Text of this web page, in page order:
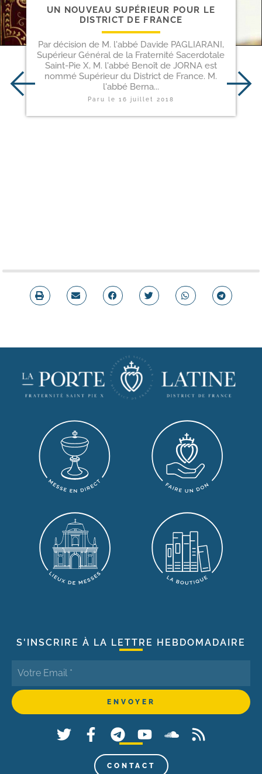
UN NOUVEAU SUPÉRIEUR POUR LE
DISTRICT DE FRANCE
Par décision de M. l'abbé Davide PAGLIARANI,
Supérieur Général de la Fraternité Sacerdotale
Saint-Pie X, M. l'abbé Benoît de JORNA est
nommé Supérieur du District de France. M.
l'abbé Berna...
Paru le 16 juillet 2018
S'INSCRIRE À LA LETTRE HEBDOMADAIRE
CONTACT